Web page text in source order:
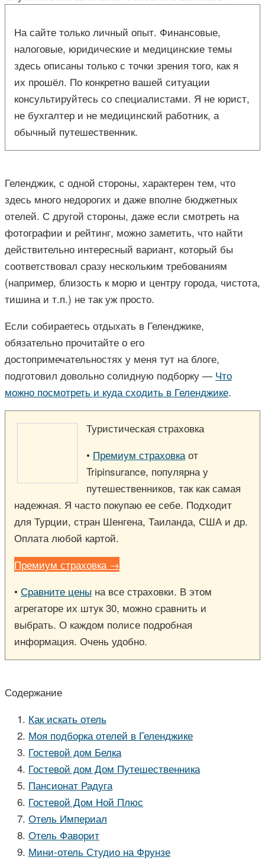
На сайте только личный опыт. Финансовые,
налоговые, юридические и медицинские темы
здесь описаны только с точки зрения того, как я
их прошёл. По конкретно вашей ситуации
консультируйтесь со специалистами. Я не юрист,
не бухгалтер и не медицинский работник, а
обычный путешественник.
Геленджик, с одной стороны, характерен тем, что
здесь много недорогих и даже вполне бюджетных
отелей. С другой стороны, даже если смотреть на
фотографии и рейтинг, можно заметить, что найти
действительно интересный вариант, который бы
соответствовал сразу нескольким требованиям
(например, близость к морю и центру города, чистота,
тишина и т.п.) не так уж просто.
Если собираетесь отдыхать в Геленджике,
обязательно прочитайте о его
достопримечательностях у меня тут на блоге,
подготовил довольно солидную подборку — Что
можно посмотреть и куда сходить в Геленджике.
Туристическая страховка
• Премиум страховкаот
Tripinsurance, популярна у
путешественников, так как самая
надежная. Я часто покупаю ее себе. Подходит
для Турции, стран Шенгена, Таиланда, США и др.
Оплата любой картой.
Премиум страховка →
• Сравните цены на все страховки. В этом
агрегаторе их штук 30, можно сравнить и
выбрать. О каждом полисе подробная
информация. Очень удобно.
Содержание
Как искать отель
Моя подборка отелей в Геленджике
Гостевой дом Белка
Гостевой дом Дом Путешественника
Пансионат Радуга
Гостевой Дом Ной Плюс
Отель Империал
Отель Фаворит
Мини-отель Студио на Фрунзе